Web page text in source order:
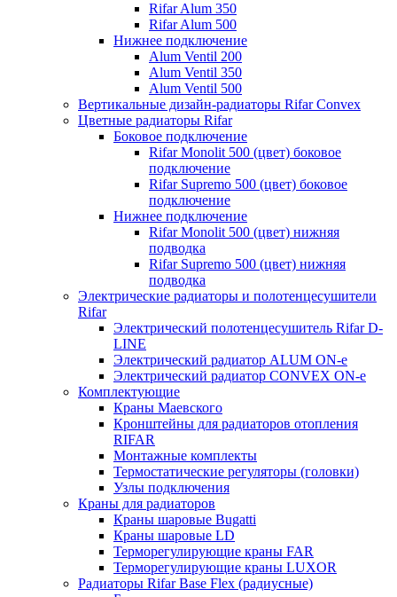
Rifar Alum 350
Rifar Alum 500
Нижнее подключение
Alum Ventil 200
Alum Ventil 350
Alum Ventil 500
Вертикальные дизайн-радиаторы Rifar Convex
Цветные радиаторы Rifar
Боковое подключение
Rifar Monolit 500 (цвет) боковое
подключение
Rifar Supremo 500 (цвет) боковое
подключение
Нижнее подключение
Rifar Monolit 500 (цвет) нижняя
подводка
Rifar Supremo 500 (цвет) нижняя
подводка
Электрические радиаторы и полотенцесушители
Rifar
Электрический полотенцесушитель Rifar D-
LINE
Электрический радиатор ALUM ON-e
Электрический радиатор CONVEX ON-e
Комплектующие
Краны Маевского
Кронштейны для радиаторов отопления
RIFAR
Монтажные комплекты
Термостатические регуляторы (головки)
Узлы подключения
Краны для радиаторов
Краны шаровые Bugatti
Краны шаровые LD
Терморегулирующие краны FAR
Терморегулирующие краны LUXOR
Радиаторы Rifar Base Flex (радиусные)